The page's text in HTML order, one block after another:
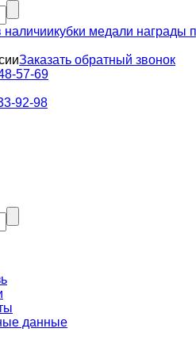
кубки медали награды
Заказать обратный звонок
57-69
92-98
данные